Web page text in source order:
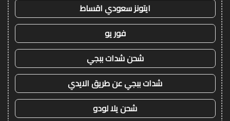
ايتونز سعودي اقساط
فور يو
شحن شدات ببجي
شدات ببجي عن طريق الايدي
شحن يلا لودو